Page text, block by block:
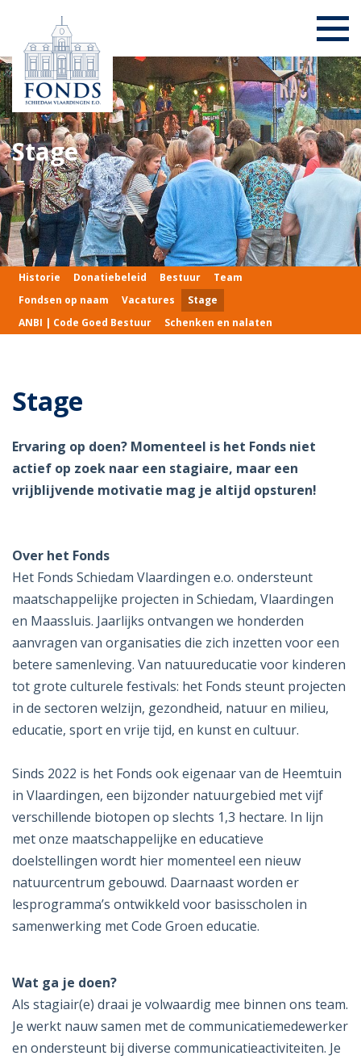
Stage
Historie Donatiebeleid Bestuur
Team
Fondsen op naam
Vacatures
Stage
ANBI | Code Goed Bestuur
Schenken en nalaten
Stage
Ervaring op doen? Momenteel is het Fonds niet
actief op zoek naar een stagiaire, maar een
vrijblijvende motivatie mag je altijd opsturen!
Over het Fonds
Het Fonds Schiedam Vlaardingen e.o. ondersteunt
maatschappelijke projecten in Schiedam, Vlaardingen
en Maassluis. Jaarlijks ontvangen we honderden
aanvragen van organisaties die zich inzetten voor een
betere samenleving. Van natuureducatie voor kinderen
tot grote culturele festivals: het Fonds steunt projecten
in de sectoren welzijn, gezondheid, natuur en milieu,
educatie, sport en vrije tijd, en kunst en cultuur.
Sinds 2022 is het Fonds ook eigenaar van de Heemtuin
in Vlaardingen, een bijzonder natuurgebied met vijf
verschillende biotopen op slechts 1,3 hectare. In lijn
met onze maatschappelijke en educatieve
doelstellingen wordt hier momenteel een nieuw
natuurcentrum gebouwd. Daarnaast worden er
lesprogramma’s ontwikkeld voor basisscholen in
samenwerking met Code Groen educatie.
Wat ga je doen?
Als stagiair(e) draai je volwaardig mee binnen ons team.
Je werkt nauw samen met de communicatiemedewerker
en ondersteunt bij diverse communicatieactiviteiten. Je